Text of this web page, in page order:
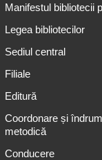
Manifestul bibliotecii
Legea bibliotecilor
Sediul central
Filiale
Editură
Coordonare și
metodică
Conducere